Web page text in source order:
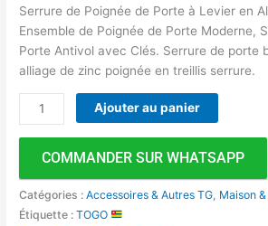
Serrure de Poignée de Porte à Levier en
Ensemble de Poignée de Porte Moderne,
Porte Antivol avec Clés. Serrure de porte
alliage de zinc poignée en treillis serrure.
Ajouter au panier
COMMANDER SUR WHATSAPP
Catégories :Accessoires & Autres TG Maison
Étiquette :TOGO